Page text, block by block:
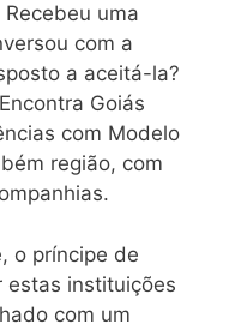
uma
com a
a aceitá-la?
Goiás
com Modelo
região, com
o príncipe de
estas instituições
com um